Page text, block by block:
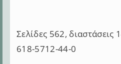
Σελίδες 562, διαστάσεις
618-5712-44-0